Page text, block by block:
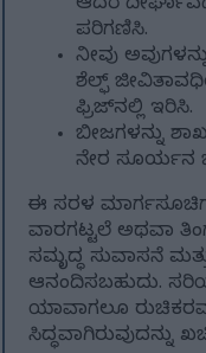
ಆದರೆ
ಪರಿಗಣಿಸಿ.
ನೀವು
ಶೆಲ್ಫ್
ಫ್ರಿಜ್‌ನಲ್ಲಿ ಇರಿಸಿ.
ಬೀಜಗಳನ್ನು
ನೇರ ಸೂರ್ಯನ
ಈ ಸರಳ
ವಾರಗಟ್ಟಲೆ ಅಥವಾ
ಸಮೃದ್ಧ ಸುವಾಸನೆ
ಆನಂದಿಸಬಹುದು.
ಯಾವಾಗಲೂ
ಸಿದ್ಧವಾಗಿರುವುದನ್ನು